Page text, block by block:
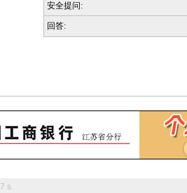
安全提问:
回答:
s